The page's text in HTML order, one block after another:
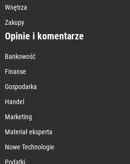
Wnętrza
Zakupy
Opinie i komentarze
Bankowość
Finanse
Gospodarka
Handel
Marketing
Materiał eksperta
Nowe Technologie
Podatki